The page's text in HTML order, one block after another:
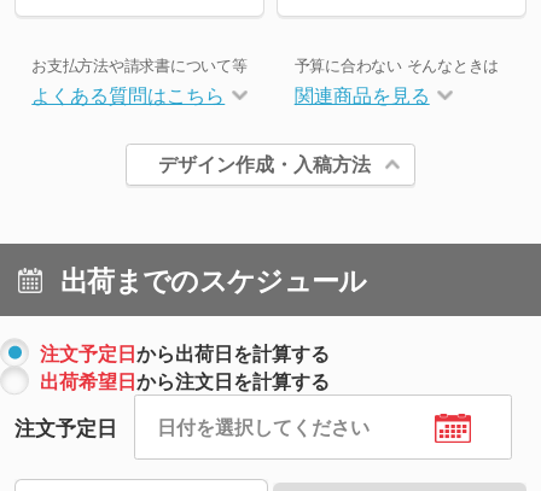
お支払方法や請求書について等
よくある質問はこちら
予算に合わない そんなときは
関連商品を見る
デザイン作成・入稿方法
出荷までのスケジュール
注文予定日から出荷日を計算する
出荷希望日から注文日を計算する
注文予定日